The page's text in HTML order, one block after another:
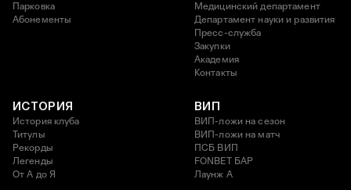
Парковка
Абонементы
Медицинский департамент
Департамент науки и развития
Пресс-служба
Закупки
Академия
Контакты
ИСТОРИЯ
История клуба
Титулы
Рекорды
Легенды
От А до Я
ВИП
ВИП-ложи на сезон
ВИП-ложи на матч
ПСБ ВИП
FONBET БАР
Лаунж A